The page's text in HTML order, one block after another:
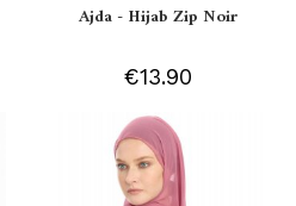
Ajda - Hijab Zip Noir
€13.90